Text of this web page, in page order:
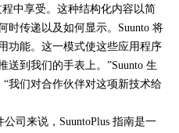
中享受。这种结构化内容以简
时传递以及如何显示。Suunto 将
功能。这一模式使这些应用程序
送到我们的手表上。”Suunto 生
“我们对合作伙伴对这项新技术给
司来说，SuuntoPlus 指南是一